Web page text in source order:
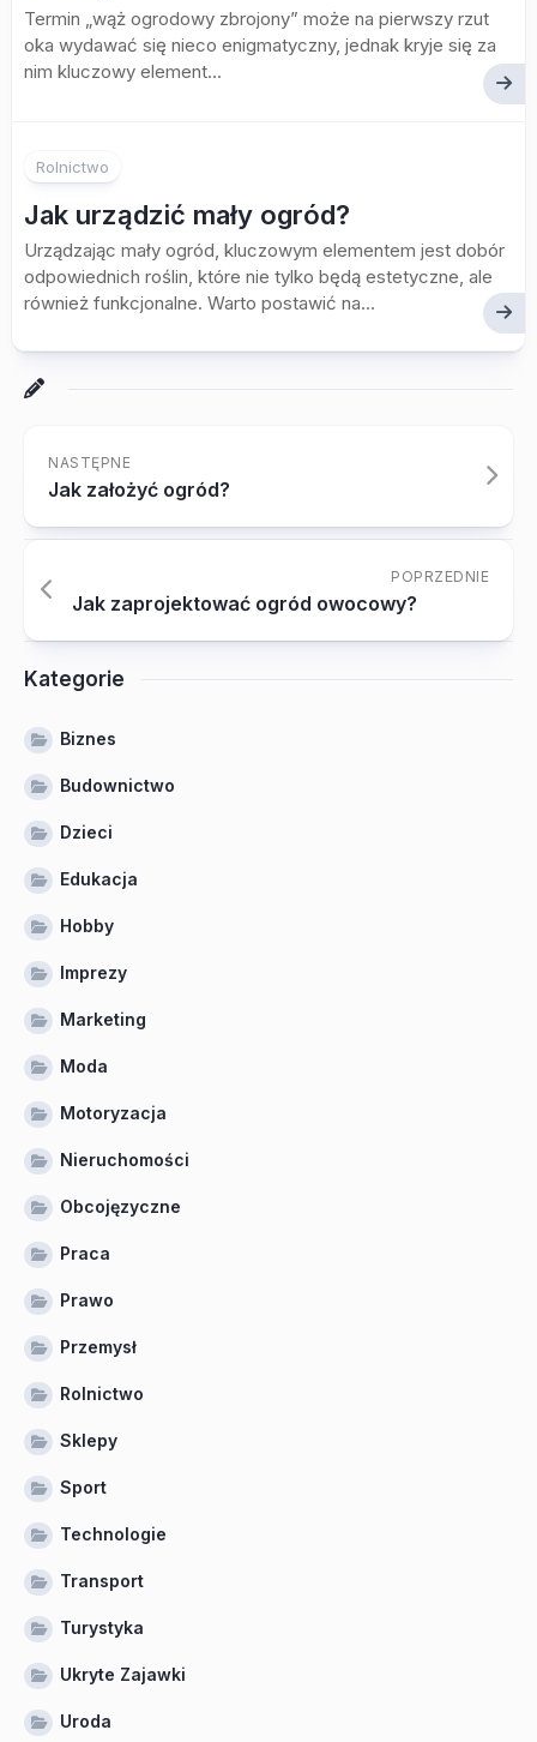
Termin „wąż ogrodowy zbrojony” może na pierwszy rzut
oka wydawać się nieco enigmatyczny, jednak kryje się za
nim kluczowy element...
Rolnictwo
Jak urządzić mały ogród?
Urządzając mały ogród, kluczowym elementem jest dobór
odpowiednich roślin, które nie tylko będą estetyczne, ale
również funkcjonalne. Warto postawić na...
NASTĘPNE
Jak założyć ogród?
POPRZEDNIE
Jak zaprojektować ogród owocowy?
Kategorie
Biznes
Budownictwo
Dzieci
Edukacja
Hobby
Imprezy
Marketing
Moda
Motoryzacja
Nieruchomości
Obcojęzyczne
Praca
Prawo
Przemysł
Rolnictwo
Sklepy
Sport
Technologie
Transport
Turystyka
Ukryte Zajawki
Uroda